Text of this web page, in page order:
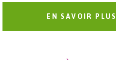
EN SAVOIR PLUS